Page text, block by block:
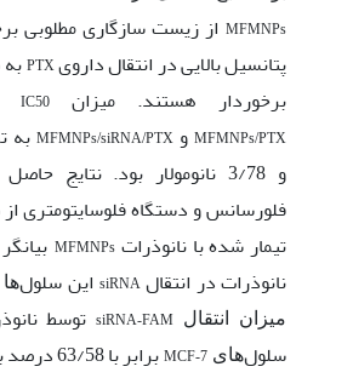
MFMNPs از زیست سازگاری مطلوبی
پتانسیل بالایی در انتقال دارویPTX
برخوردار هستند. میزانIC50
MFMNPs/PTX و MFMNPs/siRNA/PTX
و 3/78 نانومولار بود. نتایج
فلورسانس و دستگاه فلوسایتومتری
تیمار شده با نانوذرات MFMNPs
نانوذرات در انتقال siRNA این سلول
میزان انتقال
siRNA-FAM توسط
سلولهای MCF-7 برابر با 63/58 درصد بود.